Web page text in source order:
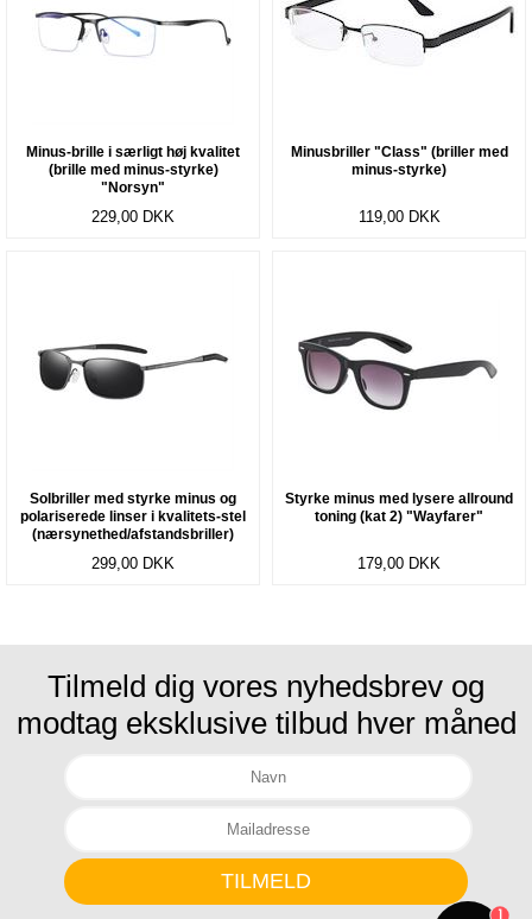
Minus-brille i særligt høj kvalitet
(brille med minus-styrke)
"Norsyn"
229,00 DKK
Minusbriller "Class" (briller med
minus-styrke)
119,00 DKK
Solbriller med styrke minus og
polariserede linser i kvalitets-stel
(nærsynethed/afstandsbriller)
299,00 DKK
Styrke minus med lysere allround
toning (kat 2) "Wayfarer"
179,00 DKK
Tilmeld dig vores nyhedsbrev og
modtag eksklusive tilbud hver måned
1